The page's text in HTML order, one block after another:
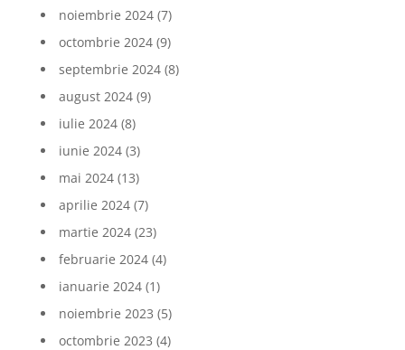
noiembrie 2024(7)
octombrie 2024(9)
septembrie 2024(8)
august 2024(9)
iulie 2024(8)
iunie 2024(3)
mai 2024(13)
aprilie 2024(7)
martie 2024(23)
februarie 2024(4)
ianuarie 2024(1)
noiembrie 2023 (5)
octombrie 2023 (4)